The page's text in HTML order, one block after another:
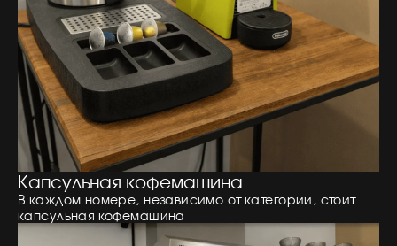
Капсульная кофемашина
В каждом номере, независимо от категории, стоит
капсульная кофемашина